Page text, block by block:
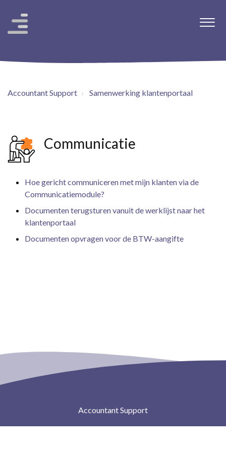
Accountant Support Samenwerking klantenportaal
Communicatie
Hoe gericht communiceren met mijn klanten via de
Communicatiemodule?
Documenten terugsturen vanuit de werklijst naar het
klantenportaal
Documenten opvragen voor de BTW-aangifte
Accountant Support